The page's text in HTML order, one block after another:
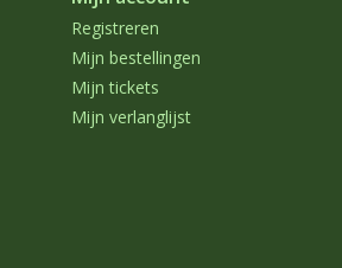
Registreren
Mijn bestellingen
Mijn tickets
Mijn verlanglijst